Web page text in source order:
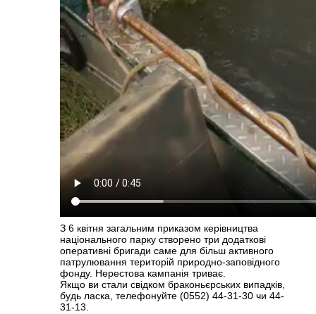
З 6 квітня загальним приказом керівництва
національного парку створено три додаткові
оперативні бригади саме для більш активного
патрулювання територій природно-заповідного
фонду. Нерестова кампанія триває.
Якщо ви стали свідком браконьєрських випадків,
будь ласка, телефонуйте (0552) 44-31-30 чи 44-
31-13.